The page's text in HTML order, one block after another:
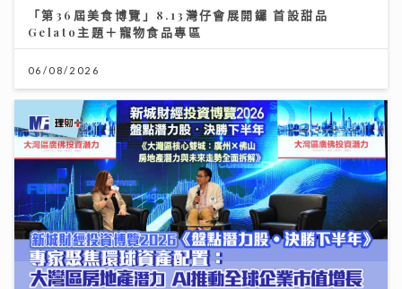
「第36屆美食博覽」8.13灣仔會展開鑼 首設甜品
Gelato主題＋寵物食品專區
06/08/2026